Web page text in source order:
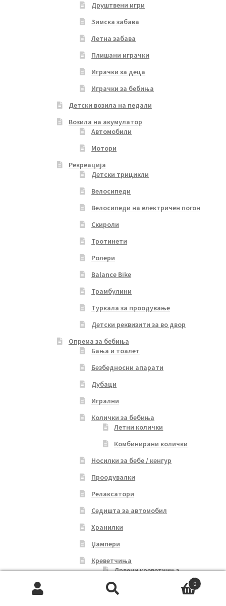
Друштвени игри
Зимска забава
Летна забава
Плишани играчки
Играчки за деца
Играчки за бебиња
Детски возила на педали
Возила на акумулатор
Автомобили
Мотори
Рекреација
Детски трицикли
Велосипеди
Велосипеди на електричен погон
Скироли
Тротинети
Ролери
Balance Bike
Трамбулини
Туркала за проодување
Детски реквизити за во двор
Опрема за бебиња
Бања и тоалет
Безбедносни апарати
Дубаци
Игрални
Колички за бебиња
Летни колички
Комбинирани колички
Носилки за бебе / кенгур
Проодувалки
Релаксатори
Седишта за автомобил
Хранилки
Џампери
Креветчиња
Дрвени креветчиња
Транспортни креветчиња
0